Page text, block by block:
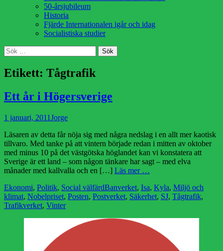
50-årsjubileum
Historia
Fjärde Internationalen igår och idag
Socialistiska studier
Sök
Sök
efter:
Etikett: Tågtrafik
Ett år i Högersverige
Publicerad
1 januari, 2011 Författare
Jorge
Läsaren av detta får nöja sig med några nedslag i en allt mer kaotisk
tillvaro. Med tanke på att vintern började redan i mitten av oktober
med minus 10 på det västgötska höglandet kan vi konstatera att
Sverige är ett land – som någon tänkare har sagt – med elva
månader med kallvalla och en […] Läs mer …
Kategorier
Ekonomi, Politik, Social välfärdEtiketter
Banverket, Isa, Kyla, Miljö och
klimat, Nobelpriset, Posten, Postverket, Säkerhet, SJ, Tågtrafik,
Trafikverket, Vinter